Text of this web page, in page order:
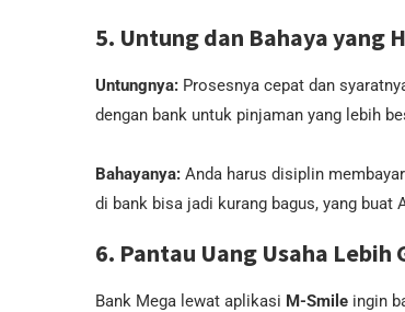
5. Untung dan Bahaya yang
Untungnya: Prosesnya cepat dan
dengan bank untuk pinjaman yang lebih
Bahayanya: Anda harus disiplin
di bank bisa jadi kurang bagus, yang buat
6. Pantau Uang Usaha Lebih
Bank Mega lewat aplikasi M-Smile ingin